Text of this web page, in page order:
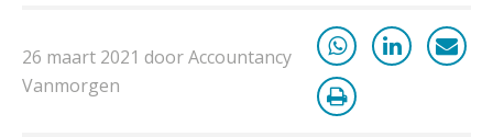
26 maart 2021 door Accountancy
Vanmorgen
faillissement van een klant?
Eenvoudig bankrekeningen koppelen
met Twinfield, Exact Online en